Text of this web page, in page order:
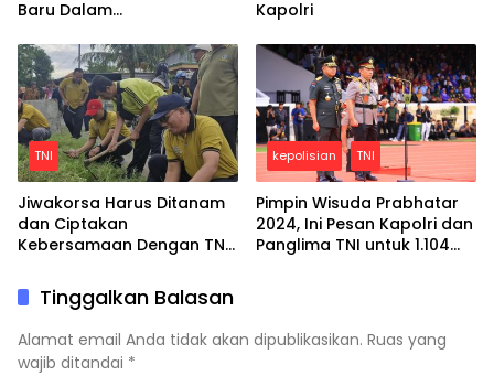
Baru Dalam
Tanaman Hortikultura
Kapolri
TNI
Jiwakorsa Harus Ditanam
dan Ciptakan
Kebersamaan Dengan TNI,
Tarik Kerja Bakti Bersih-
bersih Desa
kepolisian TNI
Pimpin Wisuda Prabhatar
2024, Ini Pesan Kapolri dan
Panglima TNI untuk 1.104
Tinggalkan Balasan
Alamat email Anda tidak akan dipublikasikan. Ruas yang
wajib ditandai *